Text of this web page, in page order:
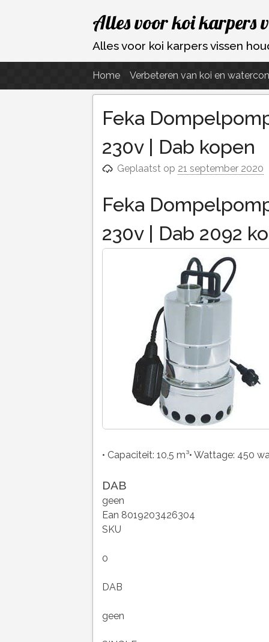
Ga
naar
de
Alles voor koi karpers
Alles voor koi karpers vissen
Home Verbeteren van koi en
Feka
230v | Dab kopen
Geplaatst op 21 september 2020
Feka
230v | Dab 2092
• Capaciteit: 10,5 m³• Wattage: 450
DAB
geen
Ean 8019203426304
SKU
0
DAB
geen